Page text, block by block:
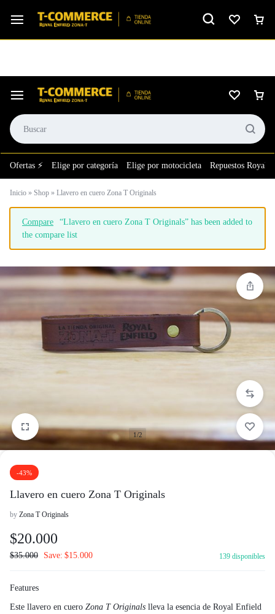
⚙️El taller más grande de LATAM en tu bolsillo. Ver calificación
Ofertas ⚡ Elige por categoría Elige por motocicleta Repuestos Royal
Inicio » Shop » Llavero en cuero Zona T Originals
Compare
“Llavero en cuero Zona T Originals” has been added to
the compare list
1/2
-43%
Llavero en cuero Zona T Originals
by Zona T Originals
$20.000
$35.000 Save: $15.000 139 disponibles
Features
Este llavero en cuero Zona T Originals lleva la esencia de Royal Enfield